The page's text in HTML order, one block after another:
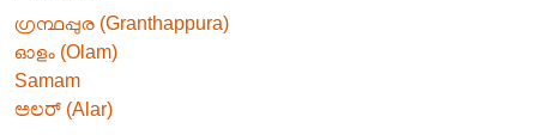
ഗ്രന്ഥപ്പുര (Granthappura)
ഓളം (Olam)
Samam
ಅಲರ್ (Alar)